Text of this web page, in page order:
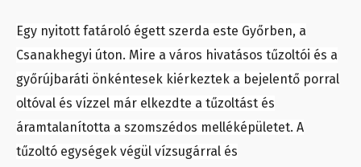
Egy nyitott fatároló égett szerda este Győrben, a
Csanakhegyi úton. Mire a város hivatásos tűzoltói és a
győrújbaráti önkéntesek kiérkeztek a bejelentő porral
oltóval és vízzel már elkezdte a tűzoltást és
áramtalanította a szomszédos melléképületet. A
tűzoltó egységek végül vízsugárral és